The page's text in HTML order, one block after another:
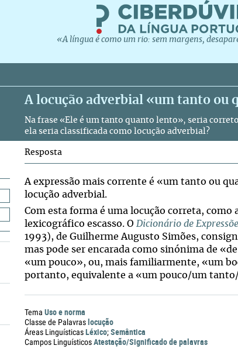
«A língua é como um rio: sem margens,
A locução adverbial «um tanto ou
Na frase «Ele é um tanto quanto lento», seria
ela seria classificada como locução adverbial?
Resposta
A expressão mais corrente é «um tanto ou
locução adverbial.
Com esta forma é uma locução correta,
lexicográfico escasso. O Dicionário de
1993), de Guilherme Augusto Simões,
mas pode ser encarada como sinónima de
«um pouco», ou, mais familiarmente, «um
portanto, equivalente a «um pouco/um
Tema Uso e norma
Classe de Palavraslocução
Áreas LinguísticasLéxico;Semântica
Campos LinguísticosAtestação/Significado de palavras